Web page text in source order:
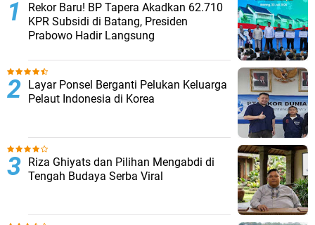
Rekor Baru! BP Tapera Akadkan 62.710
KPR Subsidi di Batang, Presiden
Prabowo Hadir Langsung
Layar Ponsel Berganti Pelukan Keluarga
Pelaut Indonesia di Korea
Riza Ghiyats dan Pilihan Mengabdi di
Tengah Budaya Serba Viral